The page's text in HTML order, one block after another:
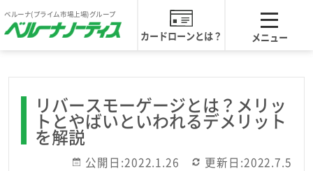
ベルーナ(プライム市場上場)グループ
カードローンとは？ メニュー
大人のためのマネー教室トップ
キャッシングをご利用の前に
リバースモーゲージとは？メリッ
トとやばいといわれるデメリット
を解説
公開日:2022.1.26 更新日:2022.7.5